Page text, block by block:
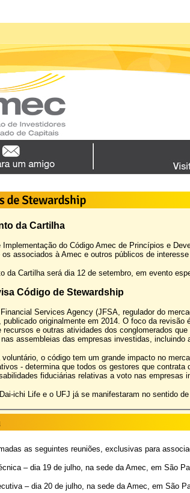
da Cartilha
Implementação do Código Amec de Princípios e
associados à Amec e outros públicos de
da Cartilha será dia 12 de setembro, em evento
Código de Stewardship
Services Agency (JFSA, regulador do
publicado originalmente em 2014. O foco da
recursos e outras atividades dos conglomerados
assembleias das empresas investidas,
voluntário, o código tem um grande impacto no
- determina que todos os gestores que
fiduciárias relativas a voto nas empresas
ichi Life e o UFJ já se manifestaram no sentido
as seguintes reuniões, exclusivas para
– dia 19 de julho, na sede da Amec, em São
– dia 20 de julho, na sede da Amec, em São